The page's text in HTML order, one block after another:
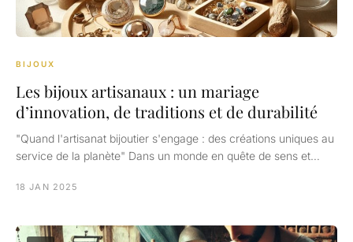
BIJOUX
Les bijoux artisanaux : un mariage
d’innovation, de traditions et de durabilité
"Quand l'artisanat bijoutier s'engage : des créations uniques au
service de la planète" Dans un monde en quête de sens et…
18 JAN 2025